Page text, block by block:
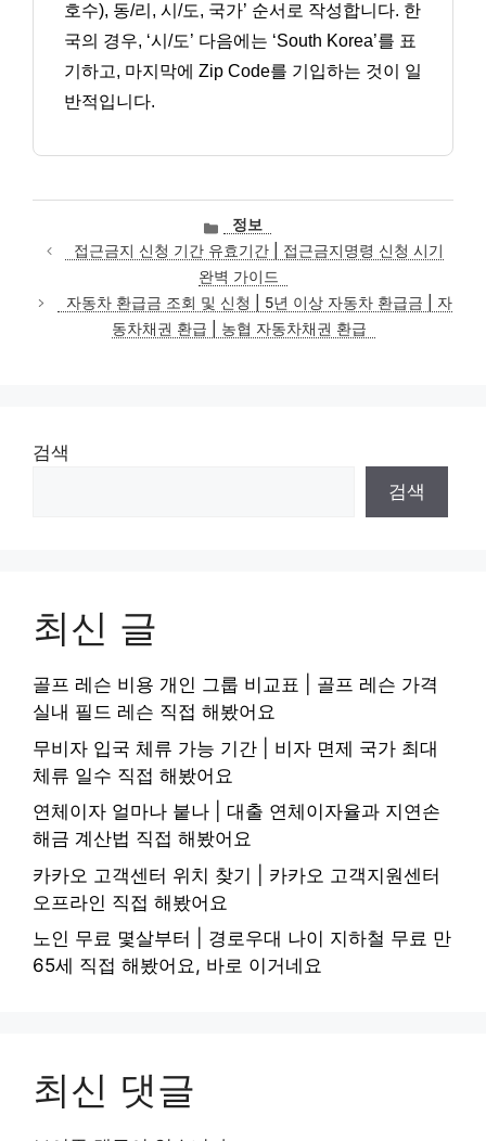
호수), 동/리, 시/도, 국가’ 순서로 작성합니다. 한
국의 경우, ‘시/도’ 다음에는 ‘South Korea’를 표
기하고, 마지막에 Zip Code를 기입하는 것이 일
반적입니다.
카
테
고
리
정보
접근금지 신청 기간 유효기간 | 접근금지명령 신청 시기
완벽 가이드
자동차 환급금 조회 및 신청 | 5년 이상 자동차 환급금 | 자
동차채권 환급 | 농협 자동차채권 환급
검색
검색
최신 글
골프 레슨 비용 개인 그룹 비교표 | 골프 레슨 가격
실내 필드 레슨 직접 해봤어요
무비자 입국 체류 가능 기간 | 비자 면제 국가 최대
체류 일수 직접 해봤어요
연체이자 얼마나 붙나 | 대출 연체이자율과 지연손
해금 계산법 직접 해봤어요
카카오 고객센터 위치 찾기 | 카카오 고객지원센터
오프라인 직접 해봤어요
노인 무료 몇살부터 | 경로우대 나이 지하철 무료 만
65세 직접 해봤어요, 바로 이거네요
최신 댓글